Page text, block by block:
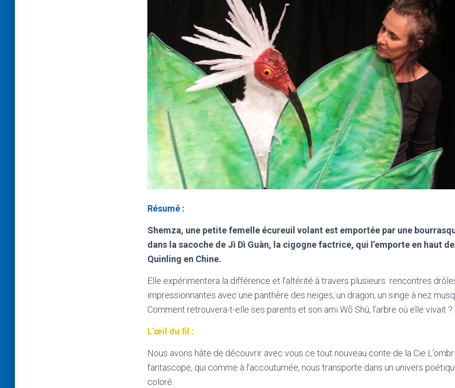
Résumé :
Shemza, une petite femelle écureuil volant est emportée par une
dans la sacoche de Jì Dì Guàn, la cigogne factrice, qui l’emporte en haut
Quinling en Chine.
Elle expérimentera la différence et l’altérité à travers plusieurs rencontres
impressionnantes avec une panthère des neiges, un dragon, un singe à nez
Comment retrouvera-t-elle ses parents et son ami Wõ Shù, l’arbre où elle vivait ?
L’œil du fil :
Nous avons hâte de découvrir avec vous ce tout nouveau conte de la Cie
fantascope, qui comme à l’accoutumée, nous transporte dans un univers
coloré.